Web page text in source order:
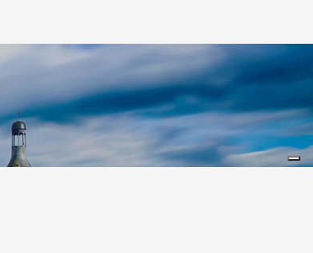
Leaflet|©Koobcamp S.r.l.